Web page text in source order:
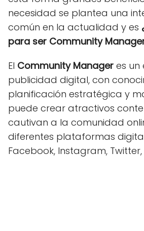
necesidad se plantea una
común en la actualidad y es
para ser Community
El Community Manager es un
publicidad digital, con
planificación estratégica y
puede crear atractivos
cautivan a la comunidad
diferentes plataformas
Facebook, Instagram,